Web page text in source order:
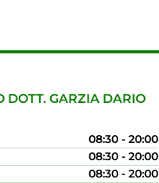
DOTT. GARZIA DARIO
08:30 - 20:00
08:30 - 20:00
08:30 - 20:00